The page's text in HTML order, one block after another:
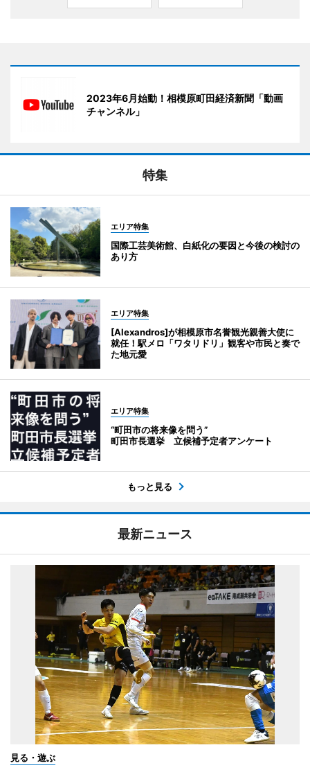
2023年6月始動！相模原町田経済新聞「動画
チャンネル」
特集
エリア特集
国際工芸美術館、白紙化の要因と今後の検討の
あり方
エリア特集
[Alexandros]が相模原市名誉観光親善大使に
就任！駅メロ「ワタリドリ」観客や市民と奏で
た地元愛
エリア特集
“町田市の将来像を問う”
町田市長選挙 立候補予定者アンケート
もっと見る
最新ニュース
見る・遊ぶ